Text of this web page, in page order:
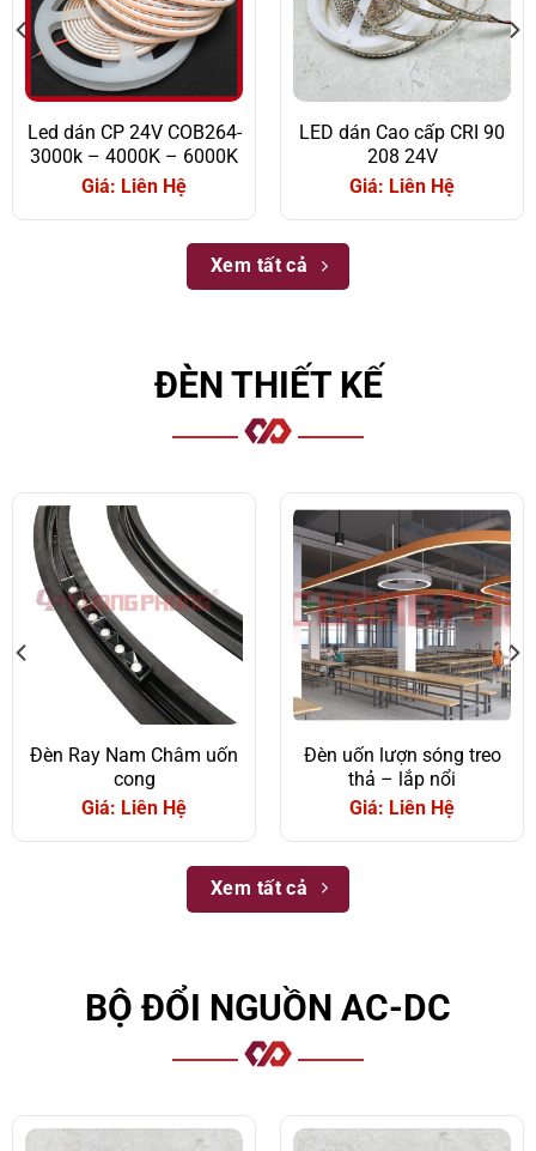
Led dán CP 24V COB264-
3000k – 4000K – 6000K
Giá: Liên Hệ
LED dán Cao cấp CRI 90
208 24V
Giá: Liên Hệ
Xem tất cả
ĐÈN THIẾT KẾ
Đèn Ray Nam Châm uốn
cong
Giá: Liên Hệ
Đèn uốn lượn sóng treo
thả – lắp nổi
Giá: Liên Hệ
Xem tất cả
BỘ ĐỔI NGUỒN AC-DC